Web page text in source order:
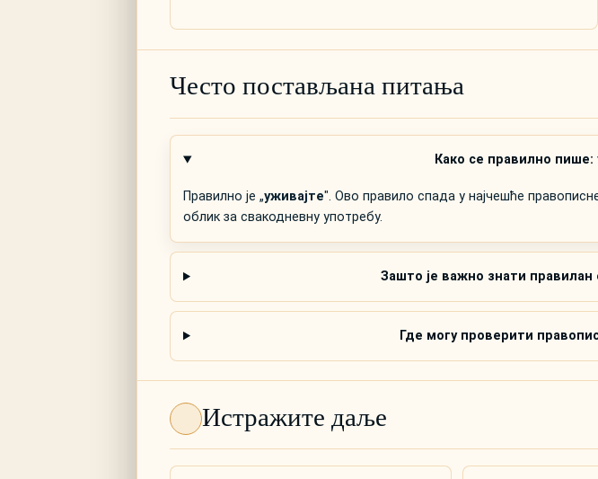
Често постављана питања
Како се правилно пише:
Правилно је „уживајте". Ово правило спада у најчешће
облик за свакодневну употребу.
Зашто је важно знати правилан
Где могу проверити
Истражите даље